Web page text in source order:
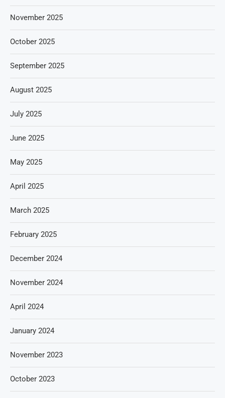
November 2025
October 2025
September 2025
August 2025
July 2025
June 2025
May 2025
April 2025
March 2025
February 2025
December 2024
November 2024
April 2024
January 2024
November 2023
October 2023